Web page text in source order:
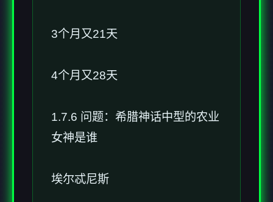
3个月又21天
4个月又28天
1.7.6 问题：希腊神话中型的农业
女神是谁
埃尔忒尼斯